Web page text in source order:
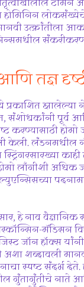
टीमने
लोकसंख्येचे
उत्क्रांतीला
तज्ञ
प्रकाशित
संशोधकांनी पूर्व
करण्यासाठी
केली. लंडनमधील
लाँगीशी अधिक
हे नाव वैज्ञानिक
मॅडिसन
जॉन हॉक्स
शब्दावली
स्पष्ट संदर्भ देते.
गुंतागुंतीचे नाते